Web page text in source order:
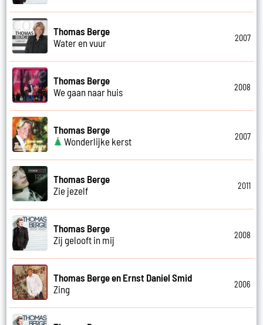
Thomas Berge
Water en vuur
2007
Thomas Berge
We gaan naar huis
2008
Thomas Berge
Wonderlijke kerst
2007
Thomas Berge
Zie jezelf
2011
Thomas Berge
Zij gelooft in mij
2008
Thomas Berge en Ernst Daniel Smid
Zing
2006